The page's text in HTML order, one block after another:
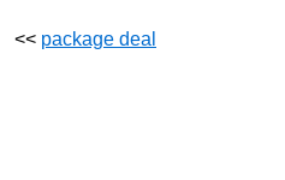
<< package deal